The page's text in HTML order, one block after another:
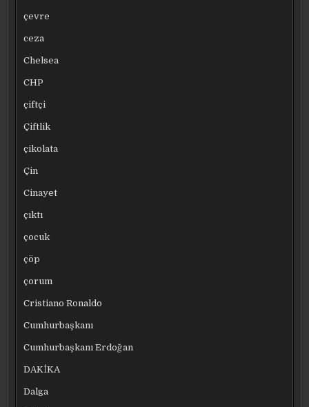
çevre
ceza
Chelsea
CHP
çiftçi
Çiftlik
çikolata
Çin
Cinayet
çıktı
çocuk
çöp
çorum
Cristiano Ronaldo
Cumhurbaşkanı
Cumhurbaşkanı Erdoğan
DAKİKA
Dalga